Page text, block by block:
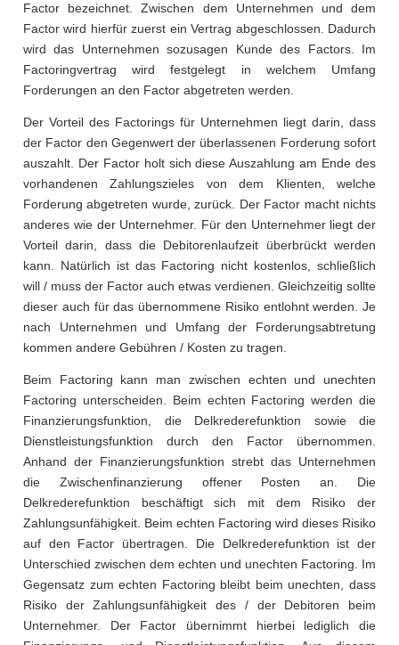
Factor bezeichnet. Zwischen dem Unternehmen und dem
Factor wird hierfür zuerst ein Vertrag abgeschlossen. Dadurch
wird das Unternehmen sozusagen Kunde des Factors. Im
Factoringvertrag wird festgelegt in welchem Umfang
Forderungen an den Factor abgetreten werden.
Der Vorteil des Factorings für Unternehmen liegt darin, dass
der Factor den Gegenwert der überlassenen Forderung sofort
auszahlt. Der Factor holt sich diese Auszahlung am Ende des
vorhandenen Zahlungszieles von dem Klienten, welche
Forderung abgetreten wurde, zurück. Der Factor macht nichts
anderes wie der Unternehmer. Für den Unternehmer liegt der
Vorteil darin, dass die Debitorenlaufzeit überbrückt werden
kann. Natürlich ist das Factoring nicht kostenlos, schließlich
will / muss der Factor auch etwas verdienen. Gleichzeitig sollte
dieser auch für das übernommene Risiko entlohnt werden. Je
nach Unternehmen und Umfang der Forderungsabtretung
kommen andere Gebühren / Kosten zu tragen.
Beim Factoring kann man zwischen echten und unechten
Factoring unterscheiden. Beim echten Factoring werden die
Finanzierungsfunktion, die Delkrederefunktion sowie die
Dienstleistungsfunktion durch den Factor übernommen.
Anhand der Finanzierungsfunktion strebt das Unternehmen
die Zwischenfinanzierung offener Posten an. Die
Delkrederefunktion beschäftigt sich mit dem Risiko der
Zahlungsunfähigkeit. Beim echten Factoring wird dieses Risiko
auf den Factor übertragen. Die Delkrederefunktion ist der
Unterschied zwischen dem echten und unechten Factoring. Im
Gegensatz zum echten Factoring bleibt beim unechten, dass
Risiko der Zahlungsunfähigkeit des / der Debitoren beim
Unternehmer. Der Factor übernimmt hierbei lediglich die